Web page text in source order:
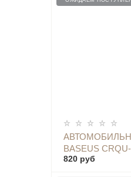
BASEUS
820 руб